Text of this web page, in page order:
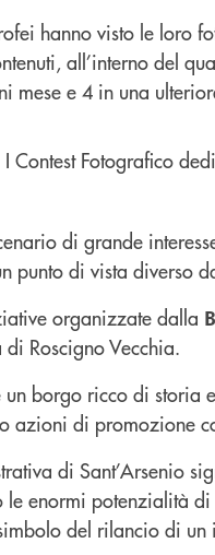
hanno visto le loro
all’interno del
mese e 4 in una
di grande
punto di vista diverso
organizzate dalla
Roscigno Vecchia.
borgo ricco di storia
azioni di promozione
di Sant’Arsenio
enormi potenzialità
del rilancio di un